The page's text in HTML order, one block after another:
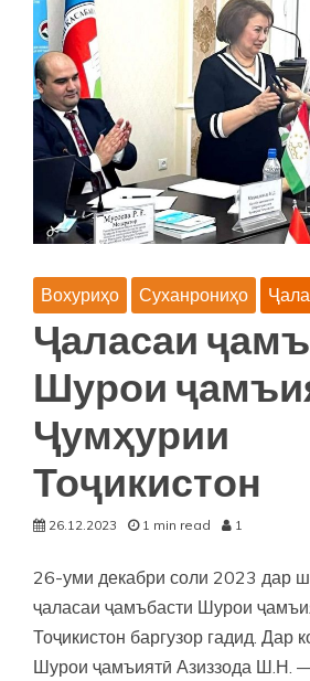
Вохуриҳо Суханрониҳо
Ҷаласаи
Шурои
Ҷумҳурии
Тоҷикистон
26.12.2023 1 min read 1
26-уми декабри соли 2023 дар
ҷаласаи ҷамъбасти Шурои
Тоҷикистон баргузор гадид. Дар
Шурои ҷамъиятӣ Азиззода Ш.Н.